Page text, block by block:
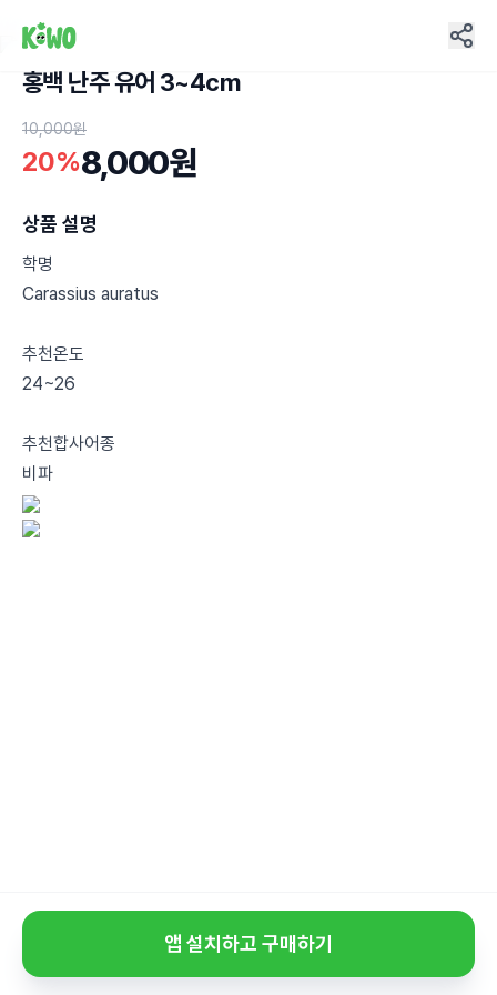
홍백 난주 유어 3~4cm
10,000원
20%8,000원
상품 설명
학명
Carassius auratus
추천온도
24~26
추천합사어종
비파
앱 설치하고 구매하기